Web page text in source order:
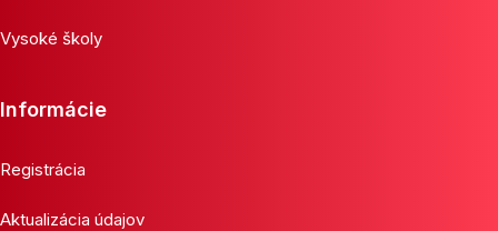
Vysoké školy
Informácie
Registrácia
Aktualizácia údajov